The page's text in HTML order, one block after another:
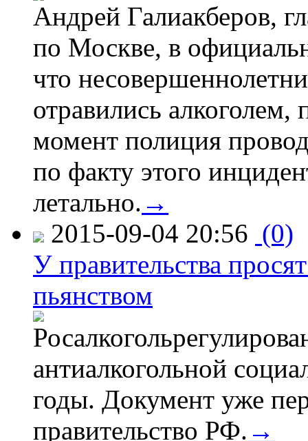
Андрей Галиакберов,
по Москве, в
что
отравились
момент полиция
по факту этого
летально. →
2015-09-04 20:56 (0)
У правительства
пьянством
антиалкогольной
годы. Документ уже
правительство РФ. →